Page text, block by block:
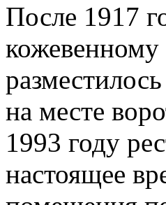
После 1917
на месте
1993 году
настоящее